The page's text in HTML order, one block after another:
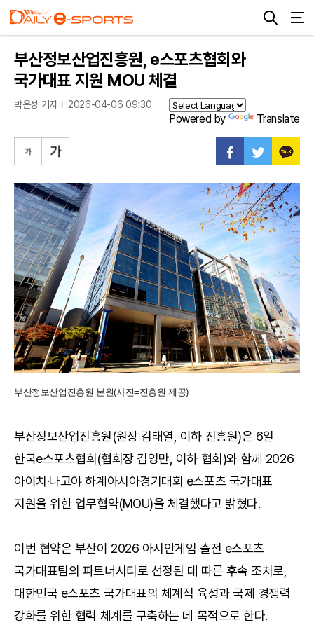
부산정보산업진흥원, e스포츠협회와
국가대표 지원 MOU 체결
박운성 기자 2026-04-06 09:30
Powered by Translate
부산정보산업진흥원 본원(사진=진흥원 제공)
부산정보산업진흥원(원장 김태열, 이하 진흥원)은 6일
한국e스포츠협회(협회장 김영만, 이하 협회)와 함께 2026
아이치·나고야 하계아시아경기대회 e스포츠 국가대표
지원을 위한 업무협약(MOU)을 체결했다고 밝혔다.
이번 협약은 부산이 2026 아시안게임 출전 e스포츠
국가대표팀의 파트너시티로 선정된 데 따른 후속 조치로,
대한민국 e스포츠 국가대표의 체계적 육성과 국제 경쟁력
강화를 위한 협력 체계를 구축하는 데 목적으로 한다.